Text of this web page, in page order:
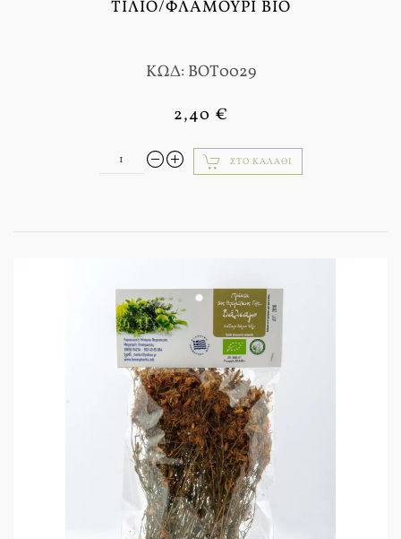
ΤΊΛΙΟ/ΦΛΑΜΟΎΡΙ BIO
ΚΩΔ: BOT0029
2,40 €
ΣΤΟ ΚΑΛΆΘΙ